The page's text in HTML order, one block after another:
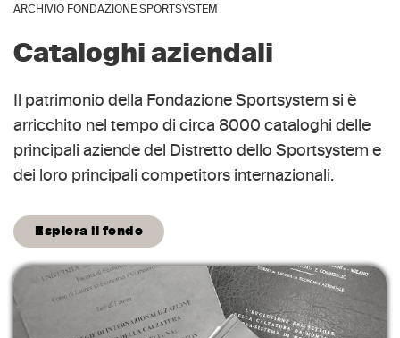
ARCHIVIO FONDAZIONE SPORTSYSTEM
Cataloghi aziendali
Il patrimonio della Fondazione Sportsystem si è
arricchito nel tempo di circa 8000 cataloghi delle
principali aziende del Distretto dello Sportsystem e
dei loro principali competitors internazionali.
Esplora il fondo